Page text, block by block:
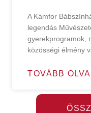
A Kámfor
legendás
gyerekprogramok,
közösségi élmény
TOVÁBB